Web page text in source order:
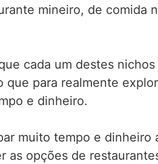
mineiro, de comida
cada um destes
para realmente
e dinheiro.
muito tempo e dinheiro
opções de